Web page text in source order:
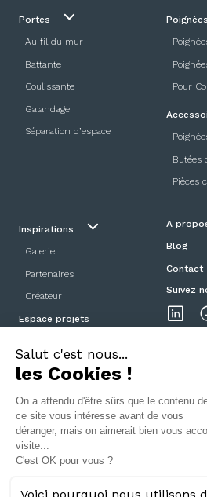
Portes
Au fil du mur
Battante
Coulissante
Galandage
Séparation d’espace
Poignées
Pour
Butées
Pièces
Inspirations
Galerie
Partenaires
Créateur
Espace projets
A
Blog
Contact
Suivez
Mentions légalesPolitique de